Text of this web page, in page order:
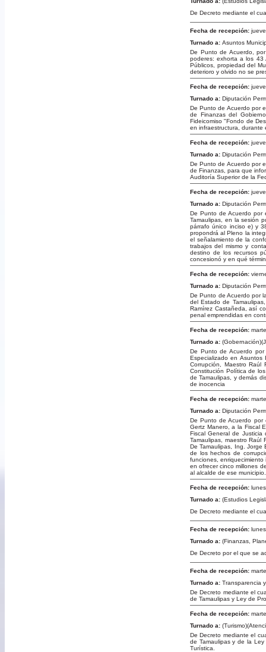
De Decreto mediante el
Fecha de recepción:
Turnado a: Asuntos
De Punto de Acuerdo,
poderes: exhorta a los 43
Públicos, propiedad del
deterioro y olvido no se
Fecha de recepción:
Turnado a: Diputación
De Punto de Acuerdo por
de Finanzas del
Fideicomiso "Fondo de
en infraestructura, durante
Fecha de recepción:
Turnado a: Diputación
De Punto de Acuerdo por
de Finanzas, para que
Auditoría Superior de la
Fecha de recepción:
Turnado a: Diputación
De Punto de Acuerdo por
Tamaulipas, en la sesión
párrafo único inciso e) y
propondrá al Pleno la
el señalamiento de la
trabajos del mismo y
destino de los recursos
concesionó y en qué
Fecha de recepción:
Turnado a: Diputación
De Punto de Acuerdo por
del Estado de
Ramírez Castañeda, así
penal emprendidas en
Fecha de recepción:
Turnado a:
De Punto de Acuerdo
Especializado en
Corrupción, Maestro
Constitución Política de
de Tamaulipas, y demás
de inocencia
Fecha de recepción:
Turnado a: Diputación
De Punto de Acuerdo por
Gertz Manero, a la Fiscal
Fiscal General de Justicia
Tamaulipas, maestro
De Tamaulipas, Ing. Jorge
de los hechos de
funciones,
en ofrecer cinco millones
al alcalde de ese municipio.
Fecha de recepción:
Turnado a: (Estudios
De Decreto mediante el
Fecha de recepción:
Turnado a: (Finanzas,
De Decreto por el que se
Fecha de recepción:
Turnado a: Transparencia
De Decreto mediante el
de Tamaulipas y Ley de
Fecha de recepción:
Turnado a:
De Decreto mediante el
de Tamaulipas y de la
Turística.